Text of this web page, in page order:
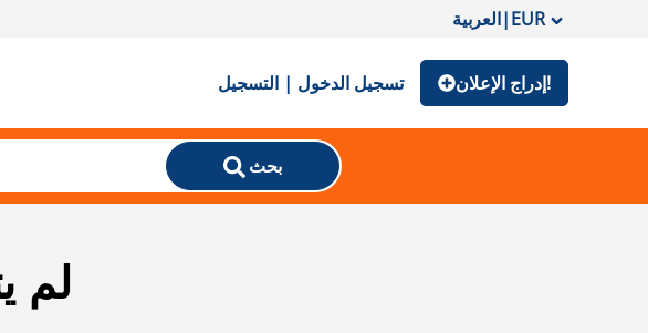
العربية|EUR
تسجيل الدخول | التسجيل إدراج الإعلان!
بحث
لم